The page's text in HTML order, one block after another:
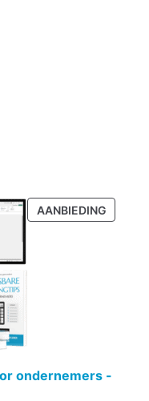
AANBIEDING
IN
ondernemers -